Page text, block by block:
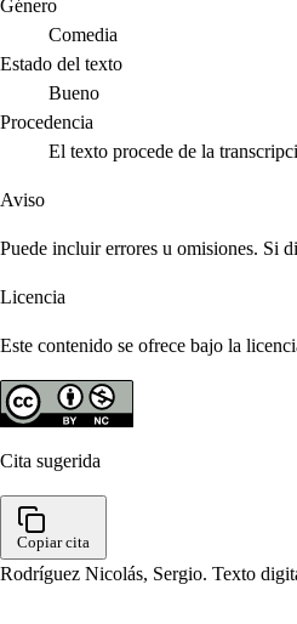
Género
Comedia
Estado del texto
Bueno
Procedencia
El texto procede de la
Aviso
Puede incluir errores u omisiones. Si
Licencia
Este contenido se ofrece bajo la
Cita sugerida
Copiar cita
Rodríguez Nicolás, Sergio. Texto